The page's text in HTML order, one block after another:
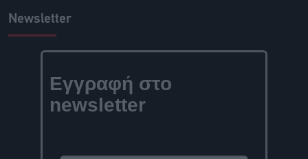
Newsletter
Εγγραφή στο
newsletter